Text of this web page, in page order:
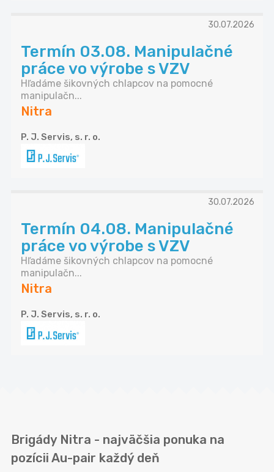
30.07.2026
Termín 03.08. Manipulačné
práce vo výrobe s VZV
Hľadáme šikovných chlapcov na pomocné
manipulačn...
Nitra
P. J. Servis, s. r. o.
30.07.2026
Termín 04.08. Manipulačné
práce vo výrobe s VZV
Hľadáme šikovných chlapcov na pomocné
manipulačn...
Nitra
P. J. Servis, s. r. o.
Brigády Nitra - najväčšia ponuka na
pozícii Au-pair každý deň